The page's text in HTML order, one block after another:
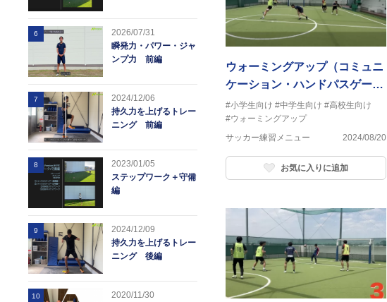
6
2026/07/31
瞬発力・パワー・ジャ
ンプ力 前編
7
2024/12/06
持久力を上げるトレー
ニング 前編
8
2023/01/05
ステップワーク＋守備
編
9
2024/12/09
持久力を上げるトレー
ニング 後編
10 2020/11/30
ウォーミングアップ（コミュニ
ケーション・ハンドパスゲー
ム）
#小学生向け #中学生向け #高校生向け
#ウォーミングアップ
サッカー練習メニュー
2024/08/20
お気に入りに追加